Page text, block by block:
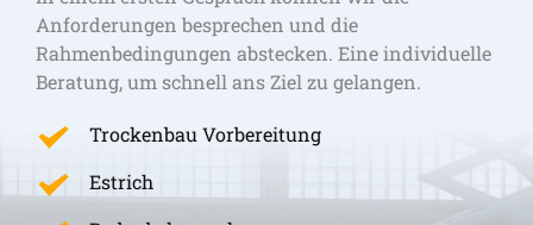
Anforderungen besprechen und die
Rahmenbedingungen abstecken. Eine individuelle
Beratung, um schnell ans Ziel zu gelangen.
Trockenbau Vorbereitung
Estrich